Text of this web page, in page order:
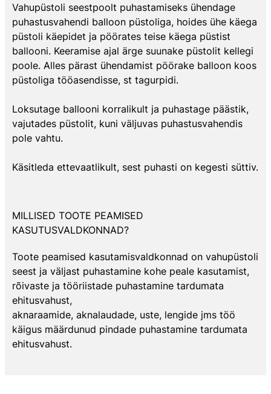
Vahupüstoli seestpoolt puhastamiseks ühendage
puhastusvahendi balloon püstoliga, hoides ühe käega
püstoli käepidet ja pöörates teise käega püstist
ballooni. Keeramise ajal ärge suunake püstolit kellegi
poole. Alles pärast ühendamist pöörake balloon koos
püstoliga tööasendisse, st tagurpidi.
Loksutage ballooni korralikult ja puhastage päästik,
vajutades püstolit, kuni väljuvas puhastusvahendis
pole vahtu.
Käsitleda ettevaatlikult, sest puhasti on kegesti süttiv.
MILLISED TOOTE PEAMISED
KASUTUSVALDKONNAD?
Toote peamised kasutamisvaldkonnad on vahupüstoli
seest ja väljast puhastamine kohe peale kasutamist,
rõivaste ja tööriistade puhastamine tardumata
ehitusvahust,
aknaraamide, aknalaudade, uste, lengide jms töö
käigus määrdunud pindade puhastamine tardumata
ehitusvahust.